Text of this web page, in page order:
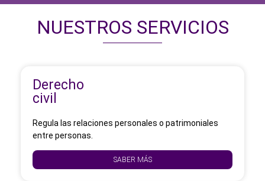
NUESTROS SERVICIOS
Derecho
civil
Regula las relaciones personales o patrimoniales
entre personas.
SABER MÁS